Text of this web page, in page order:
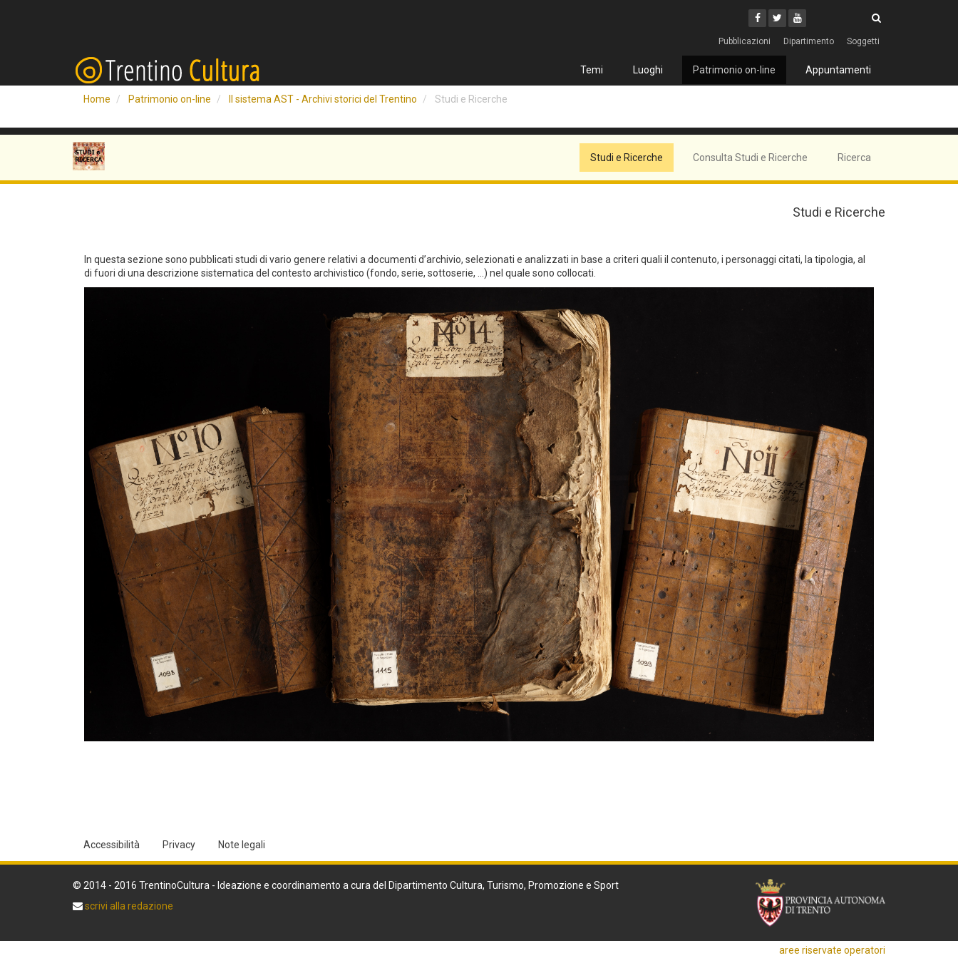
Facebook
Twitter
Youtube
Pubblicazioni Dipartimento Soggetti
Temi Luoghi Patrimonio on-line Appuntamenti
Home Patrimonio on-line Il sistema AST - Archivi storici del Trentino Studi e Ricerche
Studi e Ricerche Consulta Studi e Ricerche Ricerca
Studi e Ricerche
In questa sezione sono pubblicati studi di vario genere relativi a documenti d’archivio, selezionati e analizzati in base a criteri quali il contenuto, i personaggi citati, la tipologia, al
di fuori di una descrizione sistematica del contesto archivistico (fondo, serie, sottoserie, ...) nel quale sono collocati.
Accessibilità Privacy Note legali
© 2014 - 2016 TrentinoCultura - Ideazione e coordinamento a cura del Dipartimento Cultura, Turismo, Promozione e Sport
scrivi alla redazione
aree riservate operatori